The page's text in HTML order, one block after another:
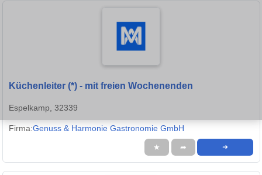
Küchenleiter (*) - mit freien Wochenenden
Espelkamp, 32339
Firma:Genuss & Harmonie Gastronomie GmbH
★ ➦ ➜